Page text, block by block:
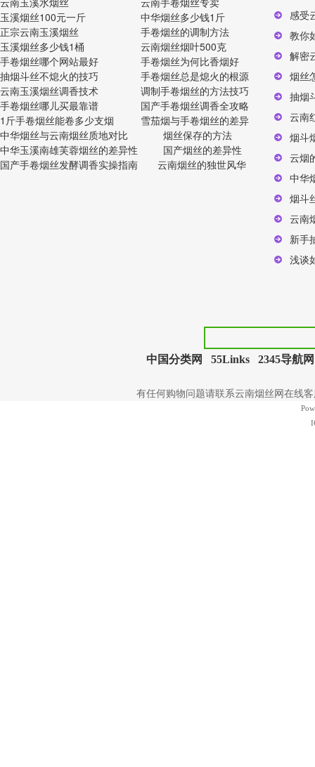
玉溪烟丝100元一斤
正宗云南玉溪烟丝
玉溪烟丝多少钱1桶
手卷烟丝哪个网站最好
抽烟斗丝不熄火的技巧
云南玉溪烟丝调香技术
手卷烟丝哪儿买最靠谱
1斤手卷烟丝能卷多少支烟
中华烟丝与云南烟丝质地对比
中华玉溪南雄芙蓉烟丝的差异性
国产手卷烟丝发酵调香实操指南
中华烟丝多少钱1斤
手卷烟丝的调制方法
云南烟丝烟叶500克
手卷烟丝为何比香烟好
手卷烟丝总是熄火的根源
调制手卷烟丝的方法技巧
国产手卷烟丝调香全攻略
雪茄烟与手卷烟丝的差异
烟丝保存的方法
国产烟丝的差异性
云南烟丝的独世风华
感受
教你
解密
烟丝
抽烟
云南
烟斗
云烟
中华
烟斗
云南
新手
浅谈
中国分类网 55Links 2345导航网
有任何购物问题请联系云南烟丝网在线